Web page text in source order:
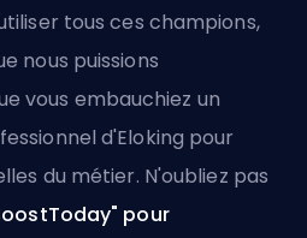
tous ces champions,
nous puissions
vous embauchiez un
d'Eloking pour
du métier. N'oubliez pas
pour